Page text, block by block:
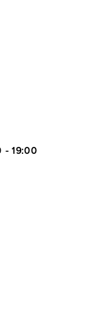
- 19:00